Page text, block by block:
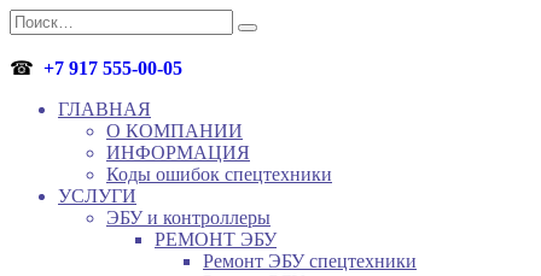
Перейти
к
содержанию
Search
for:
☎ +7 917 555-00-05
ГЛАВНАЯ
О КОМПАНИИ
ИНФОРМАЦИЯ
Коды ошибок спецтехники
УСЛУГИ
ЭБУ и контроллеры
РЕМОНТ ЭБУ
Ремонт ЭБУ спецтехники